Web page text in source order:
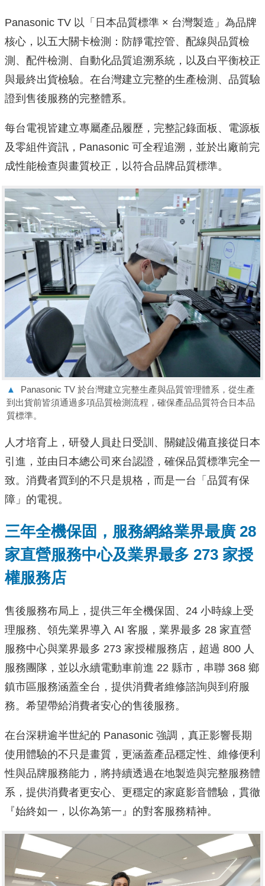
Panasonic TV 以「日本品質標準 × 台灣製造」為品牌
核心，以五大關卡檢測：防靜電控管、配線與品質檢
測、配件檢測、自動化品質追溯系統，以及白平衡校正
與最終出貨檢驗。在台灣建立完整的生產檢測、品質驗
證到售後服務的完整體系。
每台電視皆建立專屬產品履歷，完整記錄面板、電源板
及零組件資訊，Panasonic 可全程追溯，並於出廠前完
成性能檢查與畫質校正，以符合品牌品質標準。
▲
Panasonic TV 於台灣建立完整生產與品質管理體系，從生產
到出貨前皆須通過多項品質檢測流程，確保產品品質符合日本品
質標準。
人才培育上，研發人員赴日受訓、關鍵設備直接從日本
引進，並由日本總公司來台認證，確保品質標準完全一
致。消費者買到的不只是規格，而是一台「品質有保
障」的電視。
三年全機保固，服務網絡業界最廣 28
家直營服務中心及業界最多 273 家授
權服務店
售後服務布局上，提供三年全機保固、24 小時線上受
理服務、領先業界導入 AI 客服，業界最多 28 家直營
服務中心與業界最多 273 家授權服務店，超過 800 人
服務團隊，並以永續電動車前進 22 縣市，串聯 368 鄉
鎮市區服務涵蓋全台，提供消費者維修諮詢與到府服
務。希望帶給消費者安心的售後服務。
在台深耕逾半世紀的 Panasonic 強調，真正影響長期
使用體驗的不只是畫質，更涵蓋產品穩定性、維修便利
性與品牌服務能力，將持續透過在地製造與完整服務體
系，提供消費者更安心、更穩定的家庭影音體驗，貫徹
『始終如一，以你為第一』的對客服務精神。